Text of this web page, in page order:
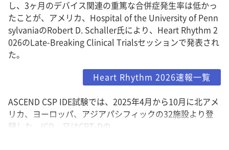
し、3ヶ月のデバイス関連の重篤な合併症発生率は低かっ
たことが、アメリカ、Hospital of the University of Penn
sylvaniaのRobert D. Schaller氏により、Heart Rhythm 2
026のLate-Breaking Clinical Trialsセッションで発表され
た。
Heart Rhythm 2026速報一覧
ASCEND CSP IDE試験では、2025年4月から10月に北アメ
リカ、ヨーロッパ、アジアパシフィックの32施設より登
録した、ICD、又はCRT-Dの...